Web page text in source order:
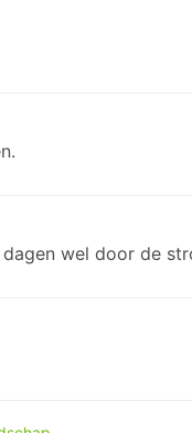
wel door de